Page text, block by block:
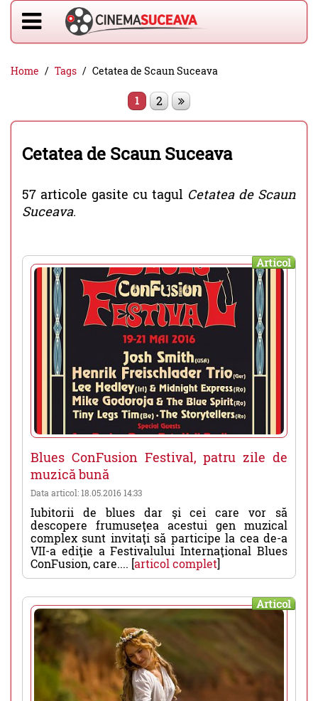
Home Tags Cetatea de Scaun Suceava
1 2
Cetatea de Scaun Suceava
57 articole gasite cu tagul Cetatea de Scaun
Suceava.
Articol
Blues ConFusion Festival, patru zile de
muzică bună
Data articol: 18.05.2016 14:33
Iubitorii de blues dar şi cei care vor să
descopere frumuseţea acestui gen muzical
complex sunt invitaţi să participe la cea de-a
VII-a ediţie a Festivalului Internaţional Blues
ConFusion, care.... [articol complet]
Articol